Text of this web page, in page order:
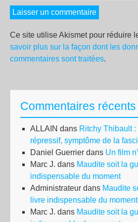
Ce site utilise Akismet pour réduire
savoir plus sur la façon dont les
commentaires sont traitées.
Commentaires récents
ALLAIN dans Ritchy Thibault
répressif, symptôme de la
Daniel Guerrier dans Un film
Marc J. dans Maudite soit la
indispensable du moment
Administrateur dans Maudite
livre indispensable du moment
Marc J. dans Maudite soit la